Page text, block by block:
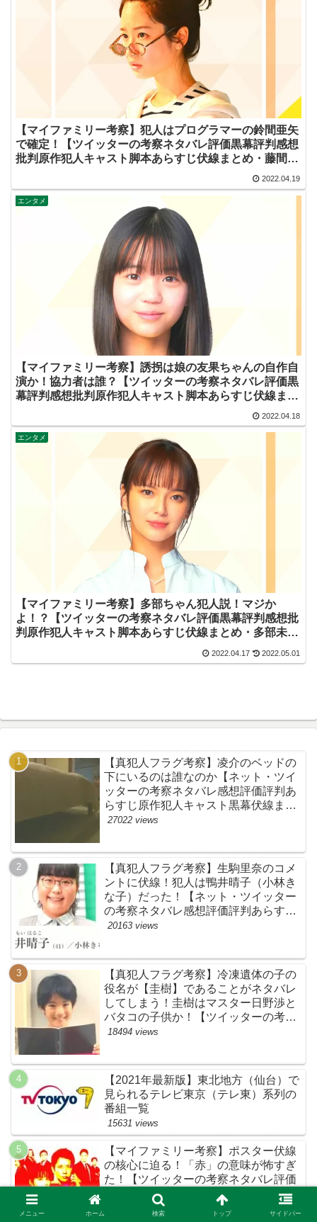
【マイファミリー考察】犯人はプログラマーの鈴間亜矢
で確定！【ツイッターの考察ネタバレ評価黒幕評判感想
批判原作犯人キャスト脚本あらすじ伏線まとめ・藤間爽
2022.04.19
エンタメ
【マイファミリー考察】誘拐は娘の友果ちゃんの自作自
演か！協力者は誰？【ツイッターの考察ネタバレ評価黒
幕評判感想批判原作犯人キャスト脚本あらすじ伏線まと
2022.04.18
エンタメ
【マイファミリー考察】多部ちゃん犯人説！マジか
よ！？【ツイッターの考察ネタバレ評価黒幕評判感想批
判原作犯人キャスト脚本あらすじ伏線まとめ・多部未華
2022.04.17 2022.05.01
【真犯人フラグ考察】凌介のベッドの
下にいるのは誰なのか【ネット・ツイ
ッターの考察ネタバレ感想評価評判あ
らすじ原作犯人キャスト黒幕伏線まと
め】
27022 views
【真犯人フラグ考察】生駒里奈のコメ
ントに伏線！犯人は鴨井晴子（小林き
な子）だった！【ネット・ツイッター
の考察ネタバレ感想評価評判あらすじ
原作犯人キャスト黒幕伏線まとめ・鴨
20163 views
【真犯人フラグ考察】冷凍遺体の子の
役名が【圭樹】であることがネタバレ
してしまう！圭樹はマスター日野渉と
バタコの子供か！【ツイッターの考察
ネタバレ感想評価評判あらすじ原作犯
18494 views
【2021年最新版】東北地方（仙台）で
見られるテレビ東京（テレ東）系列の
番組一覧
15631 views
【マイファミリー考察】ポスター伏線
の核心に迫る！「赤」の意味が怖すぎ
た！【ツイッターの考察ネタバレ評価
黒幕評判感想批判原作犯人キャスト脚
本あらすじ伏線まとめ】
14432 views
メニュー ホーム 検索 トップ サイドバー